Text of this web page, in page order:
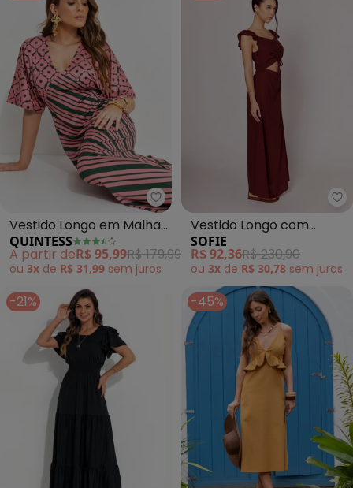
Quintess - Vestido Longo em
Vestido Longo em Malha
Fria com Mix de
Estampas e Decote V
QUINTESS
A partir deR$ 95,99R$ 179,99
ou 3x de R$ 31,99 sem juros
Vestido Longo com
Recorte e Amarração
(Marrom)
SOFIE
R$ 92,36R$ 230,90
ou 3x de R$ 30,78 sem juros
-21% -45%